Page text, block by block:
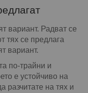
вариант. Радват се
тях се предлага
вариант.
по-трайни и
е устойчиво на
разчитате на тях и